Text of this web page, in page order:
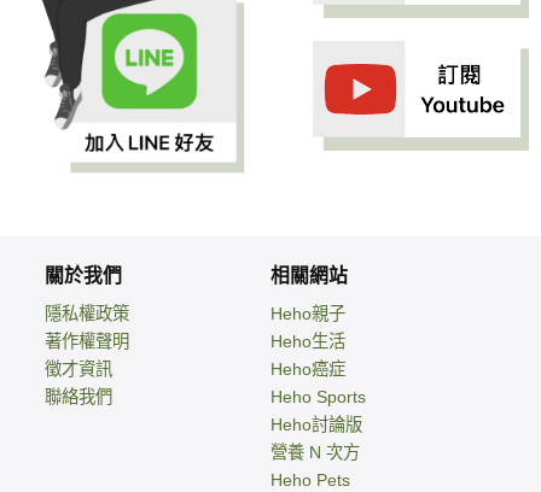
關於我們
隱私權政策
著作權聲明
徵才資訊
聯絡我們
相關網站
Heho親子
Heho生活
Heho癌症
Heho Sports
Heho討論版
營養 N 次方
Heho Pets